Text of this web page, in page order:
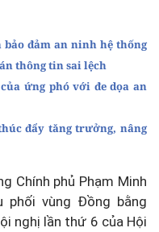
đảm an ninh hệ thống
thông tin sai lệch
ứng phó với đe dọa an
đẩy tăng trưởng, nâng
Chính phủ Phạm Minh
phối vùng Đồng bằng
nghị lần thứ 6 của Hội